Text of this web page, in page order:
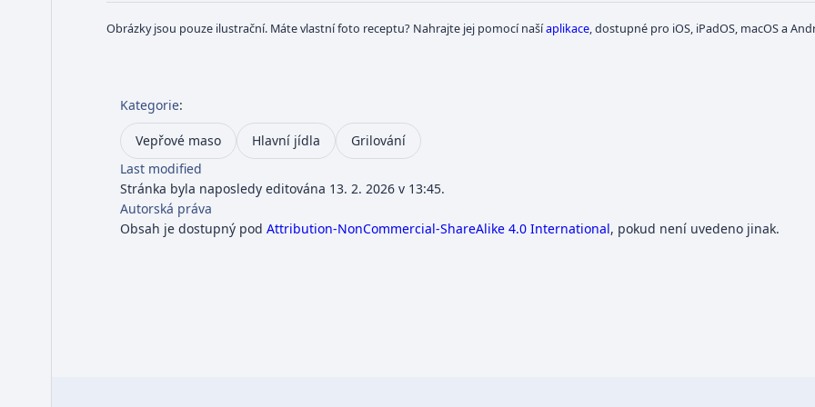
Obrázky jsou pouze ilustrační. Máte vlastní foto receptu? Nahrajte jej pomocí našíaplikace, dostupné pro iOS, iPadOS, macOS a
Kategorie:
Vepřové maso Hlavní jídla
Grilování
Last modified
Stránka byla naposledy editována 13. 2. 2026 v 13:45.
Autorská práva
Obsah je dostupný pod Attribution-NonCommercial-ShareAlike 4.0 International, pokud není uvedeno jinak.